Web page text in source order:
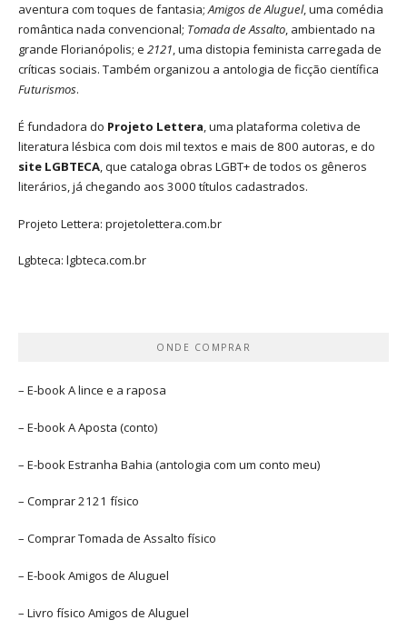
aventura com toques de fantasia;Amigos de Aluguel, uma comédia
romântica nada convencional; Tomada de Assalto, ambientado na
grande Florianópolis; e 2121, uma distopia feminista carregada de
críticas sociais. Também organizou a antologia de ficção científica
Futurismos.
É fundadora do Projeto Lettera, uma plataforma coletiva de
literatura lésbica com dois mil textos e mais de 800 autoras, e do
site LGBTECA, que cataloga obras LGBT+ de todos os gêneros
literários, já chegando aos 3000 títulos cadastrados.
Projeto Lettera: projetolettera.com.br
Lgbteca: lgbteca.com.br
ONDE COMPRAR
– E-bookA lince e a raposa
– E-bookA Aposta (conto)
– E-bookEstranha Bahia (antologia com um conto meu)
– Comprar2121 físico
– ComprarTomada de Assalto físico
– E-bookAmigos de Aluguel
– Livro físico Amigos de Aluguel